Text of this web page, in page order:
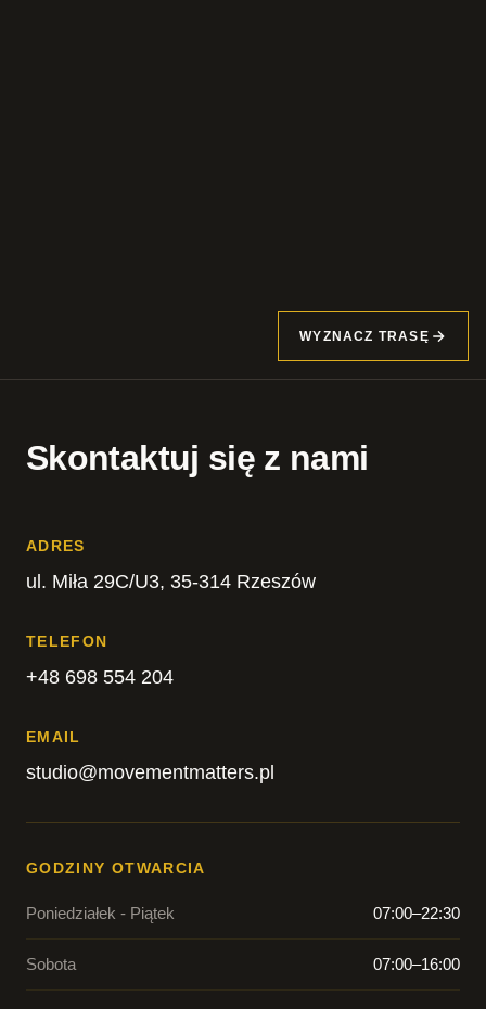
WYZNACZ TRASĘ
Skontaktuj się z nami
ADRES
ul. Miła 29C/U3, 35-314 Rzeszów
TELEFON
+48 698 554 204
EMAIL
studio@movementmatters.pl
GODZINY OTWARCIA
Poniedziałek - Piątek 07:00–22:30
Sobota 07:00–16:00